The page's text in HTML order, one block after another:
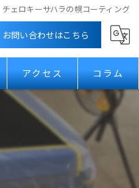
チェロキーサハラの幌コーティング
お問い合わせはこちら
アクセス コラム